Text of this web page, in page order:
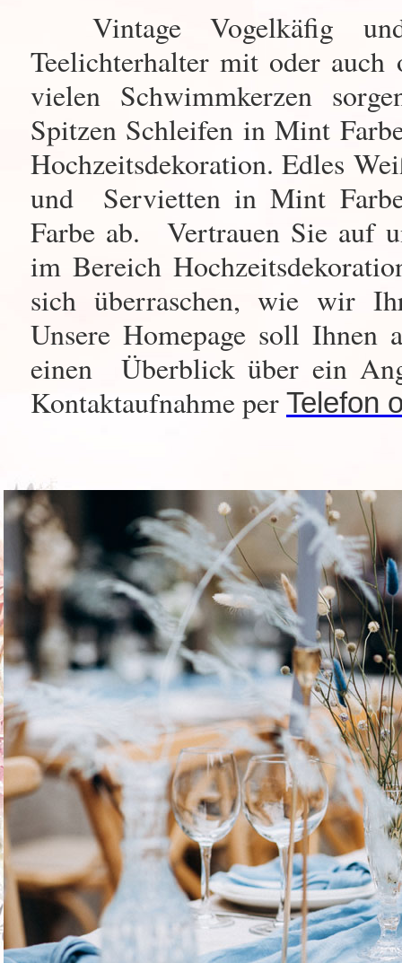
Vintage Vogelkäfig
Teelichterhalter mit oder
vielen Schwimmkerzen
Spitzen Schleifen in Mint
Hochzeitsdekoration. Edles
und Servietten in Mint
Farbe ab.
Vertrauen Sie auf
im Bereich
sich überraschen, wie wir
Unsere Homepage soll Ihnen
einen Überblick über ein
Kontaktaufnahme per Telefon